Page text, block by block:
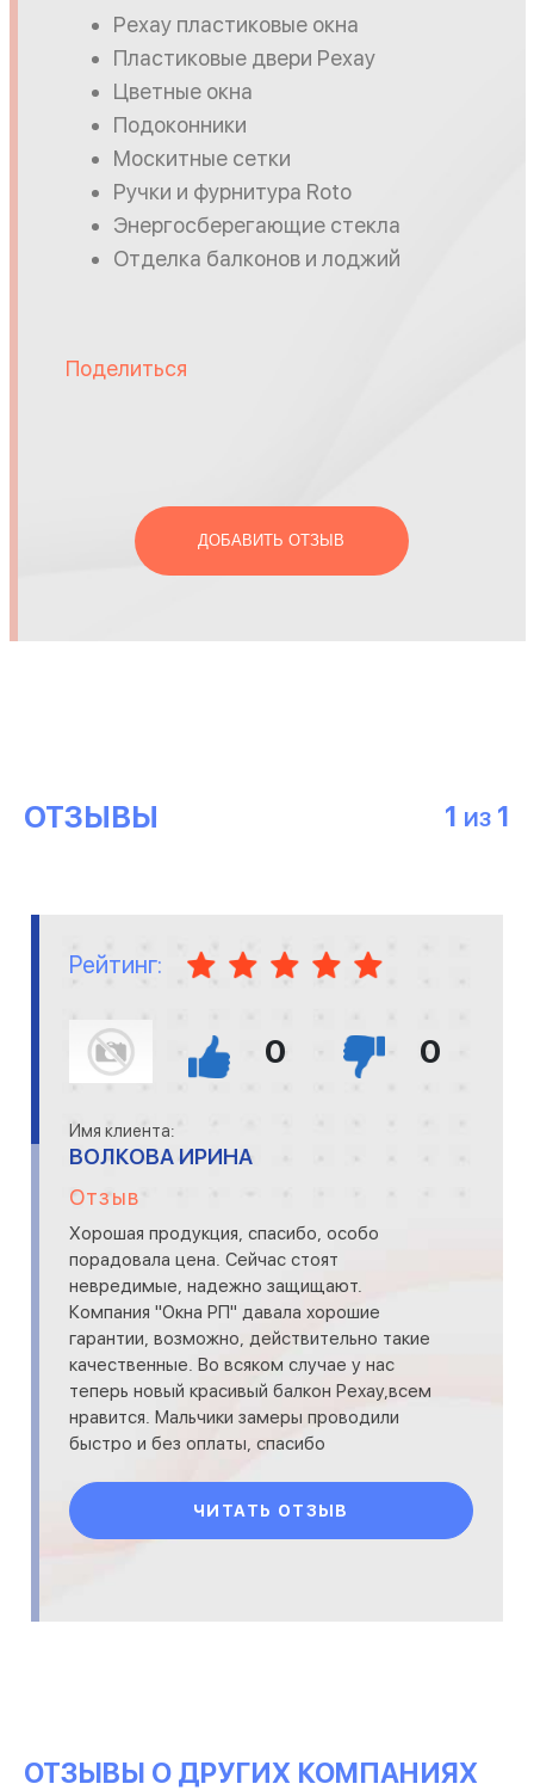
Рехау пластиковые окна
Пластиковые двери Рехау
Цветные окна
Подоконники
Москитные сетки
Ручки и фурнитура Roto
Энергосберегающие стекла
Отделка балконов и лоджий
Поделиться
ДОБАВИТЬ ОТЗЫВ
ОТЗЫВЫ 1 ИЗ 1
Рейтинг:
0 0
Имя клиента:
ВОЛКОВА ИРИНА
Отзыв
Хорошая продукция, спасибо, особо
порадовала цена. Сейчас стоят
невредимые, надежно защищают.
Компания "Окна РП" давала хорошие
гарантии, возможно, действительно такие
качественные. Во всяком случае у нас
теперь новый красивый балкон Рехау,всем
нравится. Мальчики замеры проводили
быстро и без оплаты, спасибо
ЧИТАТЬ ОТЗЫВ
ОТЗЫВЫ О ДРУГИХ КОМПАНИЯХ